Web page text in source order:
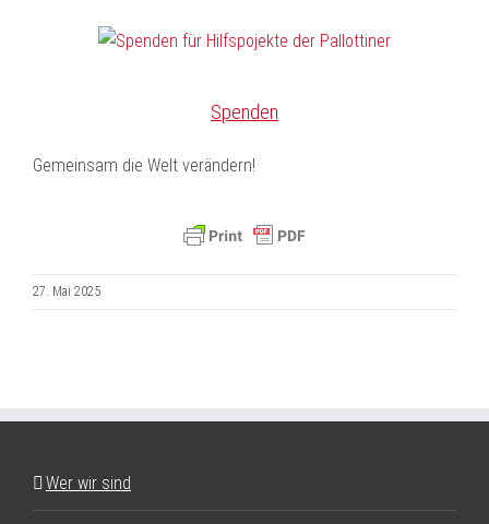
Spenden
Gemeinsam die Welt verändern!
27. Mai 2025
Wer wir sind